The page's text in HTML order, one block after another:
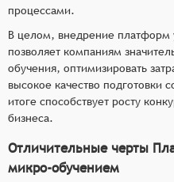
процессами.
В целом, внедрение платформ
позволяет компаниям
обучения, оптимизировать
высокое качество подготовки
итоге способствует росту
бизнеса.
Отличительные черты
микро-обучением